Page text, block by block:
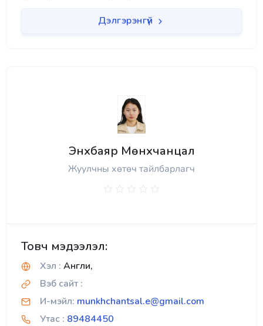
Дэлгэрэнгүй
Энхбаяр Мөнхчанцал
Жуулчны хөтөч тайлбарлагч
Товч мэдээлэл:
Хэл : Англи,
Вэб сайт :
И-мэйл: munkhchantsal.e@gmail.com
Утас : 89484450